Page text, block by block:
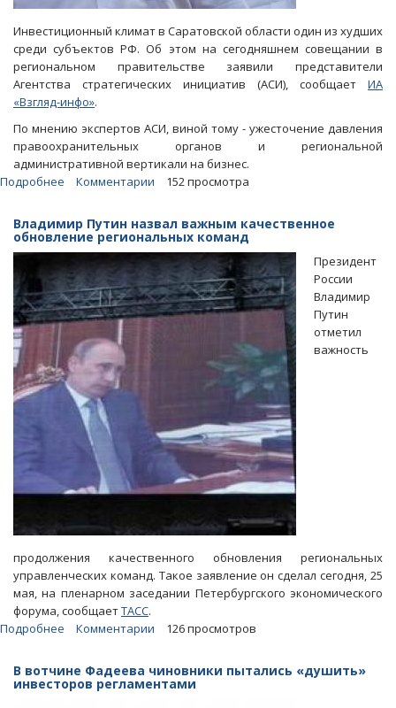
Инвестиционный климат в Саратовской области один из худших
среди субъектов РФ. Об этом на сегодняшнем совещании в
региональном правительстве заявили представители
Агентства стратегических инициатив (АСИ), сообщает ИА
«Взгляд-инфо».
По мнению экспертов АСИ, виной тому - ужесточение давления
правоохранительных органов и региональной
административной вертикали на бизнес.
Подробнее
чиновников
обвинили
в
неспособности
использовать
ресурс
Володина
Комментарии 152 просмотра
Владимир Путин назвал важным качественное
обновление региональных команд
Президент
России
Владимир
Путин
отметил
важность
продолжения качественного обновления региональных
управленческих команд. Такое заявление он сделал сегодня, 25
мая, на пленарном заседании Петербургского экономического
форума, сообщаетТАСС.
Подробнее
Путин
назвал
Комментарии 126 просмотров
В вотчине Фадеева чиновники пытались «душить»
инвесторов регламентами